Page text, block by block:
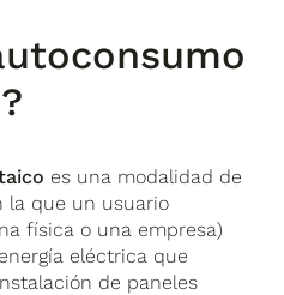
es una modalidad de
la que un usuario
física o una empresa)
eléctrica que
de paneles